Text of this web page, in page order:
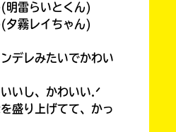
雷らいとくん)
霧レイちゃん)
デレみたいでかわい
いし、かわいい.ᐟ
盛り上げてて、かっ